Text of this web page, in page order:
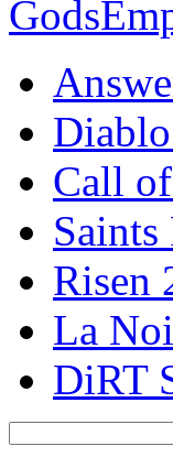
Call
Risen
La
DiRT